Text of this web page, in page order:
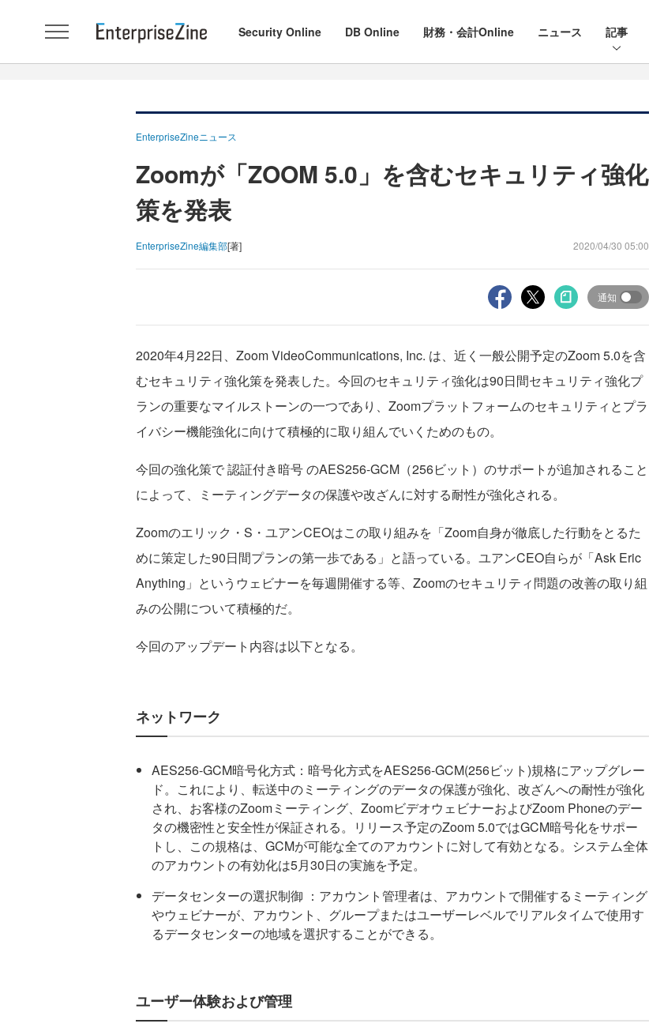
Security Online DB Online 財務・会計Online ニュース 記事
EnterpriseZineニュース
Zoomが「ZOOM 5.0」を含むセキュリティ強化
策を発表
EnterpriseZine編集部[著] 2020/04/30 05:00
通知
2020年4月22日、Zoom VideoCommunications, Inc. は、近く一般公開予定のZoom 5.0を含
むセキュリティ強化策を発表した。今回のセキュリティ強化は90日間セキュリティ強化プ
ランの重要なマイルストーンの一つであり、Zoomプラットフォームのセキュリティとプラ
イバシー機能強化に向けて積極的に取り組んでいくためのもの。
今回の強化策で 認証付き暗号 のAES256-GCM（256ビット）のサポートが追加されること
によって、ミーティングデータの保護や改ざんに対する耐性が強化される。
Zoomのエリック・S・ユアンCEOはこの取り組みを「Zoom自身が徹底した行動をとるた
めに策定した90日間プランの第一歩である」と語っている。ユアンCEO自らが「Ask Eric
Anything」というウェビナーを毎週開催する等、Zoomのセキュリティ問題の改善の取り組
みの公開について積極的だ。
今回のアップデート内容は以下となる。
ネットワーク
AES256-GCM暗号化方式：暗号化方式をAES256-GCM(256ビット)規格にアップグレー
ド。これにより、転送中のミーティングのデータの保護が強化、改ざんへの耐性が強化
され、お客様のZoomミーティング、ZoomビデオウェビナーおよびZoom Phoneのデー
タの機密性と安全性が保証される。リリース予定のZoom 5.0ではGCM暗号化をサポー
トし、この規格は、GCMが可能な全てのアカウントに対して有効となる。システム全体
のアカウントの有効化は5月30日の実施を予定。
データセンターの選択制御 ：アカウント管理者は、アカウントで開催するミーティング
やウェビナーが、アカウント、グループまたはユーザーレベルでリアルタイムで使用す
るデータセンターの地域を選択することができる。
ユーザー体験および管理